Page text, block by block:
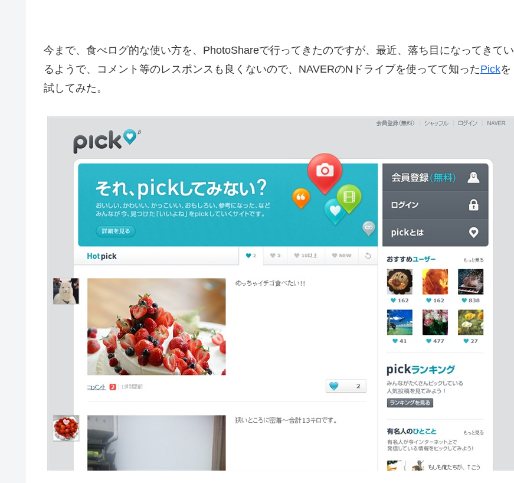
今まで、食べログ的な使い方を、PhotoShareで行ってきたのですが、最近、落ち目になってきてい
るようで、コメント等のレスポンスも良くないので、NAVERのNドライブを使ってて知ったPickを
試してみた。